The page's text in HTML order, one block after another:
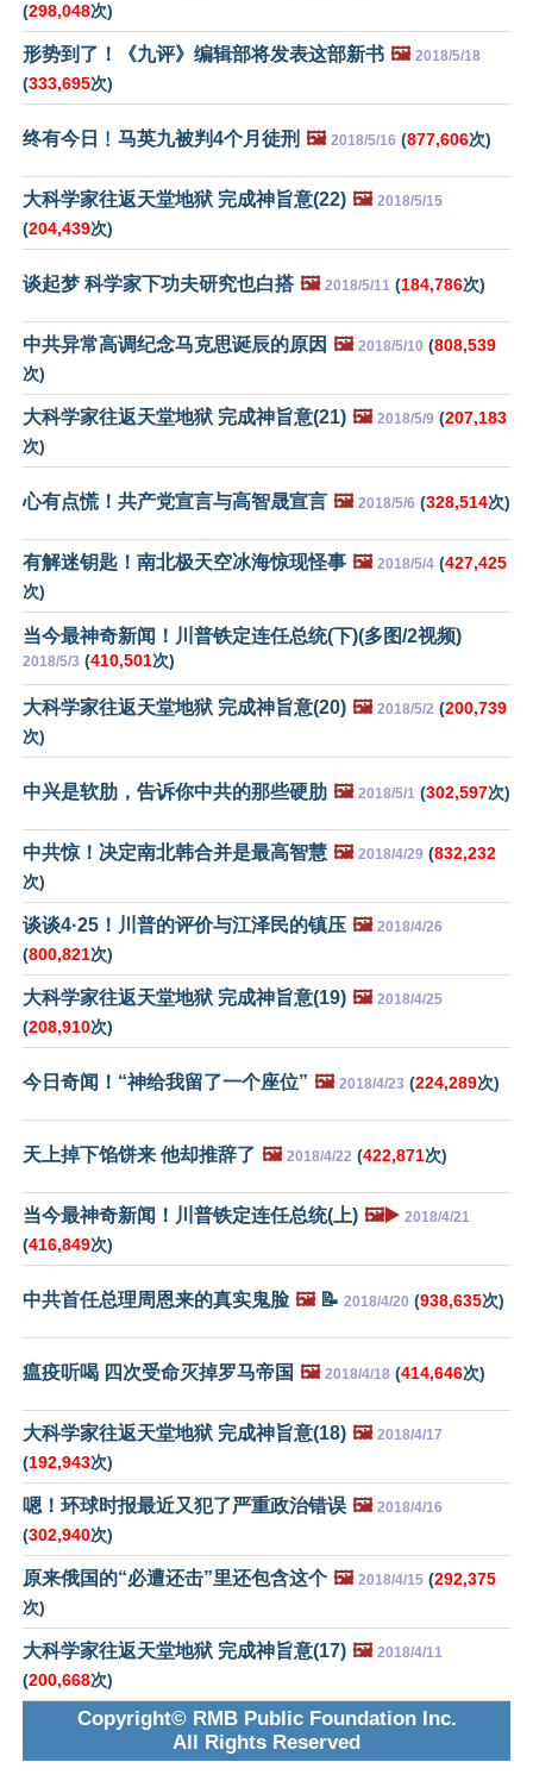
(298,048次)
形势到了！《九评》编辑部将发表这部新书 🖼️ 2018/5/18
(333,695次)
终有今日﹗马英九被判4个月徒刑 🖼️ 2018/5/16 (877,606次)
大科学家往返天堂地狱 完成神旨意(22) 🖼️ 2018/5/15
(204,439次)
谈起梦 科学家下功夫研究也白搭 🖼️ 2018/5/11 (184,786次)
中共异常高调纪念马克思诞辰的原因 🖼️ 2018/5/10 (808,539
次)
大科学家往返天堂地狱 完成神旨意(21) 🖼️ 2018/5/9 (207,183
次)
心有点慌！共产党宣言与高智晟宣言 🖼️ 2018/5/6 (328,514次)
有解迷钥匙！南北极天空冰海惊现怪事 🖼️ 2018/5/4 (427,425
次)
当今最神奇新闻！川普铁定连任总统(下)(多图/2视频)
2018/5/3 (410,501次)
大科学家往返天堂地狱 完成神旨意(20) 🖼️ 2018/5/2 (200,739
次)
中兴是软肋，告诉你中共的那些硬肋 🖼️ 2018/5/1 (302,597次)
中共惊！决定南北韩合并是最高智慧 🖼️ 2018/4/29 (832,232
次)
谈谈4·25！川普的评价与江泽民的镇压 🖼️ 2018/4/26
(800,821次)
大科学家往返天堂地狱 完成神旨意(19) 🖼️ 2018/4/25
(208,910次)
今日奇闻！“神给我留了一个座位” 🖼️ 2018/4/23 (224,289次)
天上掉下馅饼来 他却推辞了 🖼️ 2018/4/22 (422,871次)
当今最神奇新闻！川普铁定连任总统(上) 🖼️▶️ 2018/4/21
(416,849次)
中共首任总理周恩来的真实鬼脸 🖼️📝 2018/4/20 (938,635次)
瘟疫听喝 四次受命灭掉罗马帝国 🖼️ 2018/4/18 (414,646次)
大科学家往返天堂地狱 完成神旨意(18) 🖼️ 2018/4/17
(192,943次)
嗯！环球时报最近又犯了严重政治错误 🖼️ 2018/4/16
(302,940次)
原来俄国的“必遭还击”里还包含这个 🖼️ 2018/4/15 (292,375
次)
大科学家往返天堂地狱 完成神旨意(17) 🖼️ 2018/4/11
(200,668次)
Copyright© RMB Public Foundation Inc.
All Rights Reserved